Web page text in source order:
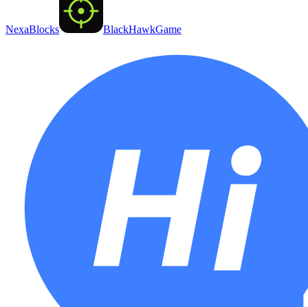
NexaBlocks BlackHawkGame